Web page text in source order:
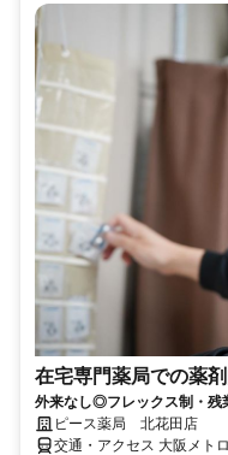
在宅専門薬局での薬
外来なし◎フレックス制・残
ピース薬局 北花田店
交通・アクセス 大阪メト